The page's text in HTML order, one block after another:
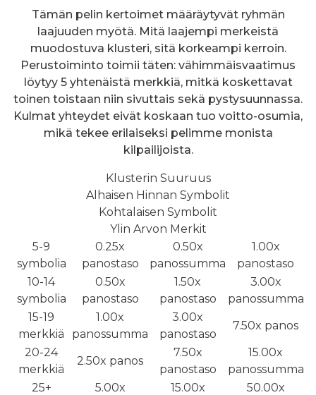
Tämän pelin kertoimet määräytyvät ryhmän
laajuuden myötä. Mitä laajempi merkeistä
muodostuva klusteri, sitä korkeampi kerroin.
Perustoiminto toimii täten: vähimmäisvaatimus
löytyy 5 yhtenäistä merkkiä, mitkä koskettavat
toinen toistaan niin sivuttais sekä pystysuunnassa.
Kulmat yhteydet eivät koskaan tuo voitto-osumia,
mikä tekee erilaiseksi pelimme monista
kilpailijoista.
Klusterin Suuruus
Alhaisen Hinnan Symbolit
Kohtalaisen Symbolit
Ylin Arvon Merkit
5-9
symbolia
0.25x
panostaso
0.50x
panossumma
1.00x
panostaso
10-14
symbolia
0.50x
panostaso
1.50x
panostaso
3.00x
panossumma
15-19
merkkiä
1.00x
panossumma
3.00x
panostaso
7.50x panos
20-24
merkkiä
2.50x panos
7.50x
panostaso
15.00x
panossumma
25+
5.00x
15.00x
50.00x